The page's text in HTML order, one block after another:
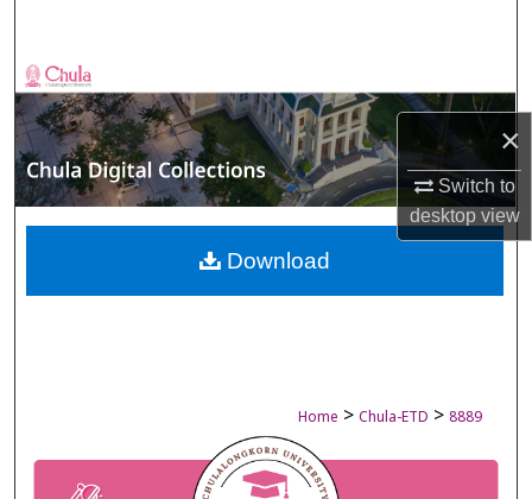
×
Switch to
desktopview
Browse Collections
My Account
About
Digital Commons Network™
Home > Chula-ETD > 8889
Download